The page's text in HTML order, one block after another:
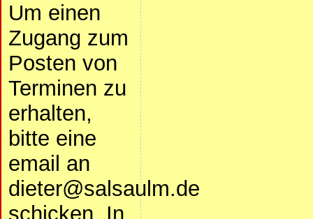
Um einen
Zugang zum
Posten von
Terminen zu
erhalten,
bitte eine
email an
dieter@salsaulm.de
schicken. In